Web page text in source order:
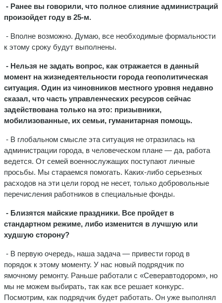
- Ранее вы говорили, что полное слияние администраций
произойдет году в 25-м.
- Вполне возможно. Думаю, все необходимые формальности
к этому сроку будут выполнены.
- Нельзя не задать вопрос, как отражается в данный
момент на жизнедеятельности города геополитическая
ситуация. Один из чиновников местного уровня недавно
сказал, что часть управленческих ресурсов сейчас
задействована только на это: призывники,
мобилизованные, их семьи, гуманитарная помощь.
- В глобальном смысле эта ситуация не отразилась на
администрации города, в человеческом плане — да, работа
ведется. От семей военнослужащих поступают личные
просьбы. Мы стараемся помогать. Каких-либо серьезных
расходов на эти цели город не несет, только добровольные
перечисления работников в специальные фонды.
- Близятся майские праздники. Все пройдет в
стандартном режиме, либо изменится в лучшую или
худшую сторону?
- В первую очередь, наша задача — привести город в
порядок к этому моменту. У нас новый подрядчик по
ямочному ремонту. Раньше работали с «Северавтодором», но
мы не можем выбирать, так как все решает конкурс.
Посмотрим, как подрядчик будет работать. Он уже выполнял